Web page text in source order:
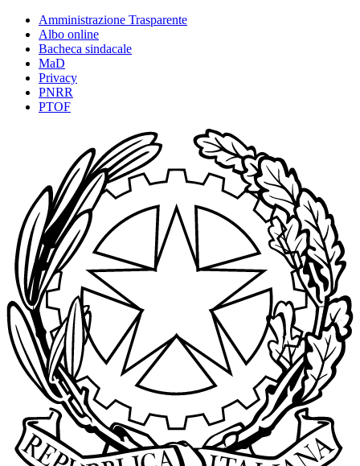
Amministrazione Trasparente
Albo online
Bacheca sindacale
MaD
Privacy
PNRR
PTOF